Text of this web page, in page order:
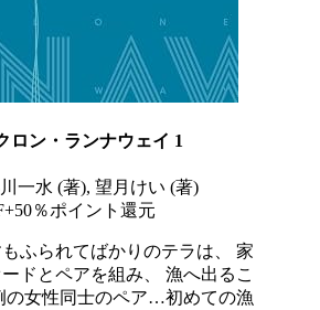
ロン・ランナウェイ 1
一水 (著), 望月けい (著)
％ポイント還元
ふられてばかりのテラは、 家
ドとペアを組み、 漁へ出るこ
の女性同士のペア…初めての漁